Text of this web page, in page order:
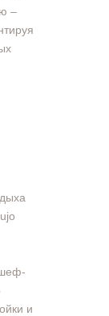
–
шеф-
и